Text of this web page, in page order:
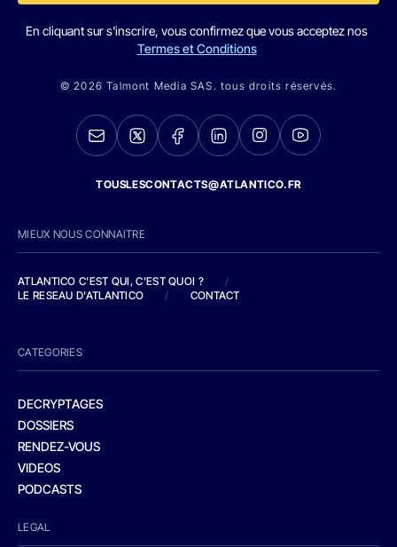
En cliquant sur s'inscrire, vous confirmez que vous acceptez nos
Termes et Conditions
© 2026 Talmont Media SAS. tous droits réservés.
TOUSLESCONTACTS@ATLANTICO.FR
MIEUX NOUS CONNAITRE
ATLANTICO C'EST QUI, C'EST QUOI ?
/
LE RESEAU D'ATLANTICO
/ CONTACT
CATEGORIES
DECRYPTAGES
DOSSIERS
RENDEZ-VOUS
VIDEOS
PODCASTS
LEGAL